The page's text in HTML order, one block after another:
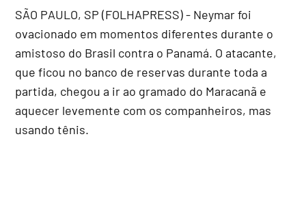
SÃO PAULO, SP (FOLHAPRESS) - Neymar foi
ovacionado em momentos diferentes durante o
amistoso do Brasil contra o Panamá. O atacante,
que ficou no banco de reservas durante toda a
partida, chegou a ir ao gramado do Maracanã e
aquecer levemente com os companheiros, mas
usando tênis.